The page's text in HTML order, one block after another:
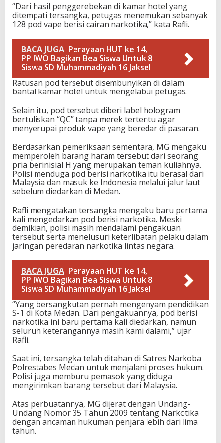
“Dari hasil penggerebekan di kamar hotel yang
ditempati tersangka, petugas menemukan sebanyak
128 pod vape berisi cairan narkotika,” kata Rafli.
BACA JUGA Perayaan HUT ke 14,
PP IWO Bagikan Bea Siswa Untuk 8
Siswa SD Muhammadiyah 16 Jaksel
Ratusan pod tersebut disembunyikan di dalam
bantal kamar hotel untuk mengelabui petugas.
Selain itu, pod tersebut diberi label hologram
bertuliskan “QC” tanpa merek tertentu agar
menyerupai produk vape yang beredar di pasaran.
Berdasarkan pemeriksaan sementara, MG mengaku
memperoleh barang haram tersebut dari seorang
pria berinisial H yang merupakan teman kuliahnya.
Polisi menduga pod berisi narkotika itu berasal dari
Malaysia dan masuk ke Indonesia melalui jalur laut
sebelum diedarkan di Medan.
Rafli mengatakan tersangka mengaku baru pertama
kali mengedarkan pod berisi narkotika. Meski
demikian, polisi masih mendalami pengakuan
tersebut serta menelusuri keterlibatan pelaku dalam
jaringan peredaran narkotika lintas negara.
BACA JUGA Perayaan HUT ke 14,
PP IWO Bagikan Bea Siswa Untuk 8
Siswa SD Muhammadiyah 16 Jaksel
“Yang bersangkutan pernah mengenyam pendidikan
S-1 di Kota Medan. Dari pengakuannya, pod berisi
narkotika ini baru pertama kali diedarkan, namun
seluruh keterangannya masih kami dalami,” ujar
Rafli.
Saat ini, tersangka telah ditahan di Satres Narkoba
Polrestabes Medan untuk menjalani proses hukum.
Polisi juga memburu pemasok yang diduga
mengirimkan barang tersebut dari Malaysia.
Atas perbuatannya, MG dijerat dengan Undang-
Undang Nomor 35 Tahun 2009 tentang Narkotika
dengan ancaman hukuman penjara lebih dari lima
tahun.